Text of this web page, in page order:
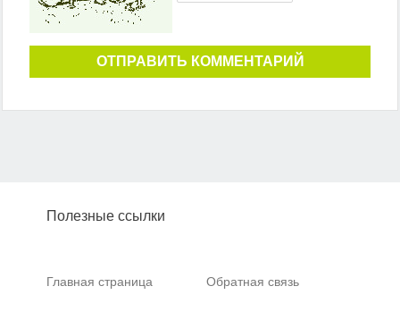
ОТПРАВИТЬ КОММЕНТАРИЙ
Полезные ссылки
Главная страница Обратная связь